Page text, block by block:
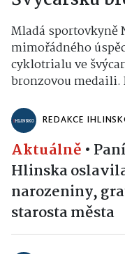
Mladá sportovkyně
mimořádného
cyklotrialu ve
bronzovou medaili.
REDAKCE
Aktuálně •
Hlinska
narozeniny,
starosta města